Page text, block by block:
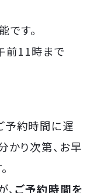
す。
前11時まで
予約時間に遅
かり次第、お早
ご予約時間を